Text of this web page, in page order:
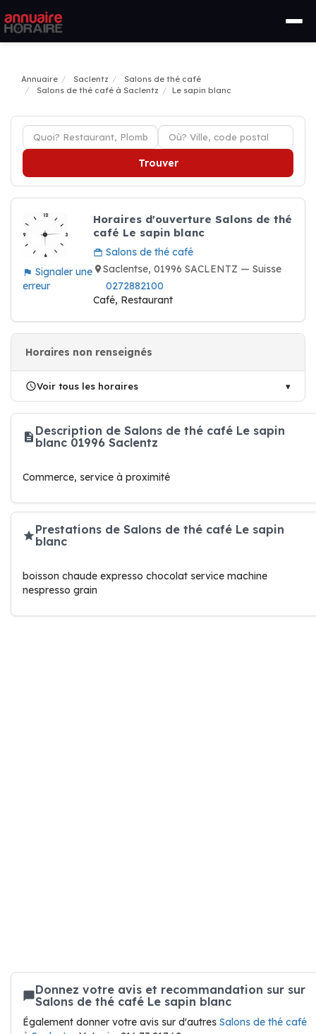
Annuaire Saclentz
Salons de thé café
Salons de thé café à Saclentz
Le sapin blanc
Trouver
Signaler une
erreur
Horaires d'ouverture Salons de thé
café Le sapin blanc
Salons de thé café
Saclentse, 01996 SACLENTZ — Suisse
0272882100
Café, Restaurant
Horaires non renseignés
Voir tous les horaires
Description de Salons de thé café Le sapin
blanc 01996 Saclentz
Commerce, service à proximité
Prestations de Salons de thé café Le sapin
blanc
boisson chaude expresso chocolat service machine
nespresso grain
Donnez votre avis et recommandation sur sur
Salons de thé café Le sapin blanc
Également donner votre avis sur d'autres Salons de thé café